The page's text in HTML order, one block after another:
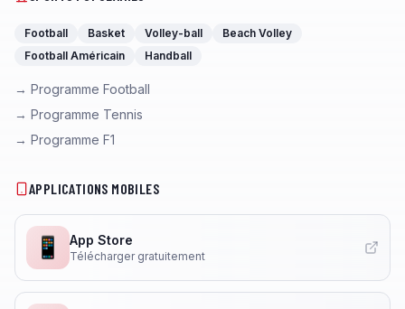
Football Basket Volley-ball
Beach Volley
Football Américain
Handball
→ Programme Football
→ Programme Tennis
→ Programme F1
APPLICATIONS MOBILES
📱 App Store
Télécharger gratuitement